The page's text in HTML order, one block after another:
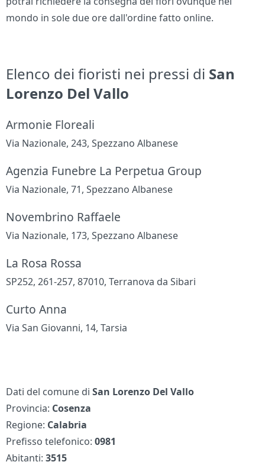
mondo in sole due ore dall'ordine fatto online.
Elenco dei fioristi nei pressi di San
Lorenzo Del Vallo
Armonie Floreali
Via Nazionale, 243, Spezzano Albanese
Agenzia Funebre La Perpetua Group
Via Nazionale, 71, Spezzano Albanese
Novembrino Raffaele
Via Nazionale, 173, Spezzano Albanese
La Rosa Rossa
SP252, 261-257, 87010, Terranova da Sibari
Curto Anna
Via San Giovanni, 14, Tarsia
Dati del comune diSan Lorenzo Del Vallo
Provincia: Cosenza
Regione: Calabria
Prefisso telefonico:0981
Abitanti:3515